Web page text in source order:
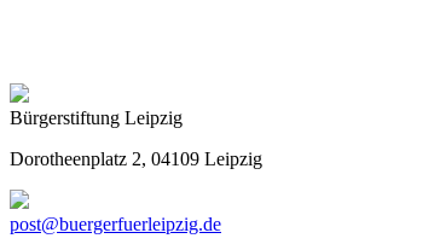
Bürgerstiftung Leipzig
Dorotheenplatz 2, 04109 Leipzig
post@buergerfuerleipzig.de